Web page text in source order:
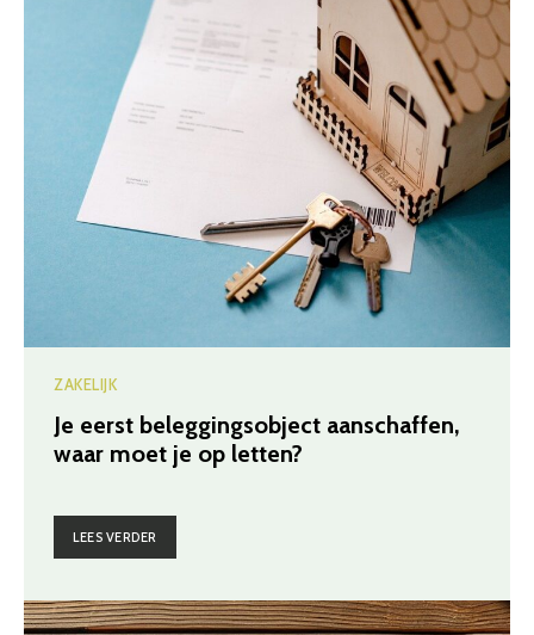
ZAKELIJK
Je eerst beleggingsobject aanschaffen,
waar moet je op letten?
LEES VERDER